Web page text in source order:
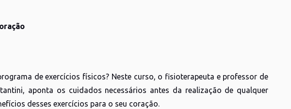
de exercícios físicos? Neste curso, o fisioterapeuta e professor de
aponta os cuidados necessários antes da realização de qualquer
desses exercícios para o seu coração.